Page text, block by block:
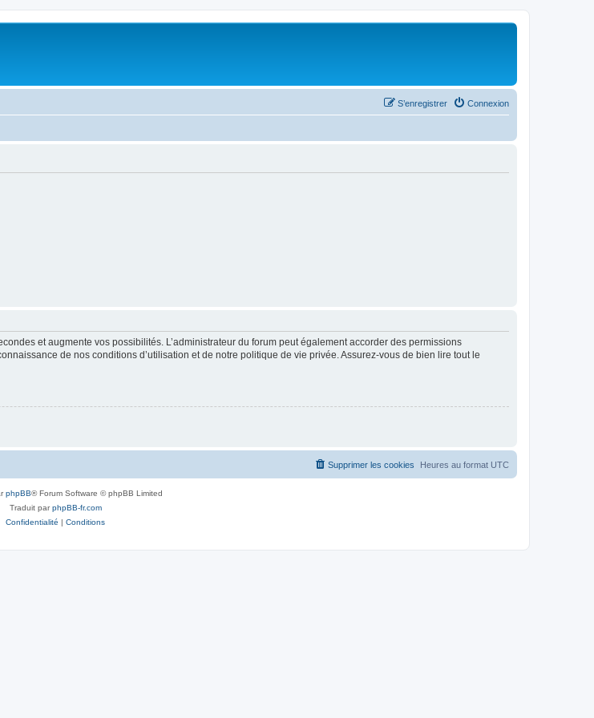
Connexion
S’enregistrer
et augmente vos possibilités. L’administrateur du forum peut également accorder des permissions
de nos conditions d’utilisation et de notre politique de vie privée. Assurez-vous de bien lire tout le
Heures au format UTC
Supprimer les cookies
phpBB® Forum Software © phpBB Limited
Traduit parphpBB-fr.com
Confidentialité | Conditions